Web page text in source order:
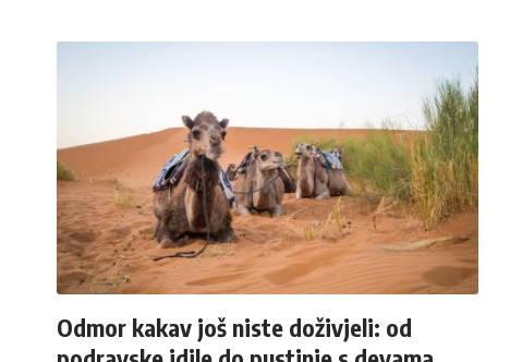
Odmor kakav još niste doživjeli: od